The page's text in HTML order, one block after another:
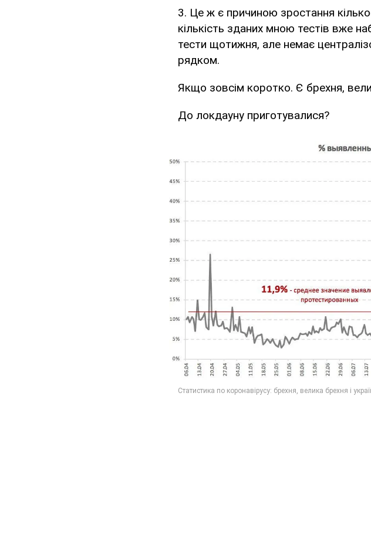
3. Це ж є причиною зростання
кількість зданих мною тестів вже
тести щотижня, але немає
рядком.
Якщо зовсім коротко. Є брехня,
До локдауну приготувалися?